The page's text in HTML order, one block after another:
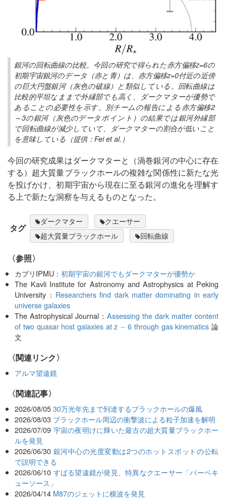
銀河の回転曲線の比較。今回の研究で得られた赤方偏移z=6の
初期宇宙銀河のデータ（赤と青）は、赤方偏移z=0付近の近傍
の巨大円盤銀河（灰色の破線）と類似している。回転曲線は
比較的平坦なままで外縁部でも高く、ダークマターが優勢で
あることの必要性を示す。別チームの報告による赤方偏移2
～3の銀河（灰色のデータポイント）の結果では銀河外縁部
で回転曲線が減少していて、ダークマターの割合が低いこと
を意味している（提供：Fei et al.）
今回の研究成果はダークマターと（渦巻銀河の中心に存在
する）超大質量ブラックホールの複雑な関係性に新たな光
を投げかけ、初期宇宙から現在に至る銀河の進化を理解す
る上で新たな洞察を与えるものとなった。
タグ
ダークマター
クエーサー
超大質量ブラックホール
回転曲線
〈参照〉
カブリIPMU：初期宇宙の銀河でもダークマターが優勢か
The Kavli Institute for Astronomy and Astrophysics at Peking
University： Researchers find dark matter dominating in early
universe galaxies
The Astrophysical Journal：Assessing the dark matter content
of two quasar host galaxies at z ∼ 6 through gas kinematics 論
文
〈関連リンク〉
アルマ望遠鏡
関連記事
2026/08/05 30万光年先まで到達するブラックホールの爆風
2026/08/03 ブラックホール周辺の衝撃波による粒子加速を解明
2026/07/09 宇宙の夜明けに輝いた最古の超大質量ブラックホー
ルを発見
2026/06/30 銀河中心の光度変動は2つのホットスポットの公転
で説明できる
2026/06/10 すばる望遠鏡が発見、特異なクエーサー「バーベキ
ューソース」
2026/04/14 M87のジェットに横波を発見